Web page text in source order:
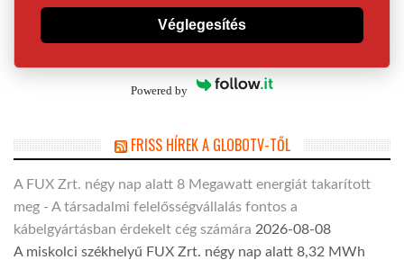
Véglegesítés
Powered by
FRISS HÍREK A GLOBOTV-TŐL
A FUX Zrt. négy nap alatt 8 Megawatt energiát takarított
meg - A társadalmi felelősségvállalás fontos a
kábelgyártásban érdekelt cég számára 2026-08-08
A miskolci székhelyű FUX Zrt. négy nap alatt 8,32 MWh